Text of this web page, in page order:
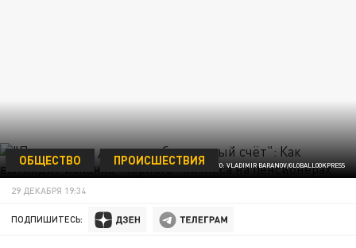
ФОТО: VLADIMIR BARANOV/GLOBALLOOKPRESS
ОБЩЕСТВО ПРОИСШЕСТВИЯ
29 ДЕКАБРЯ 19:34
ПОДПИШИТЕСЬ: